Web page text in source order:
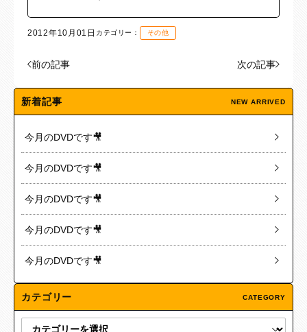
2012年10月01日 カテゴリー： その他
前の記事 次の記事
新着記事 NEW ARRIVED
今月のDVDです🎥
今月のDVDです🎥
今月のDVDです🎥
今月のDVDです🎥
今月のDVDです🎥
カテゴリー CATEGORY